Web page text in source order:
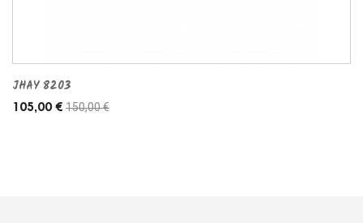
JHAY 8203
105,00 € 150,00 €